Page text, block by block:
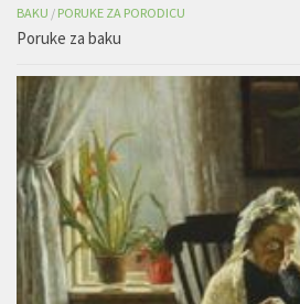
BAKU / PORUKE ZA PORODICU
Poruke za baku